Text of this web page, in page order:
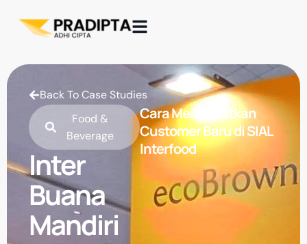
Back To Case Studies
Food &
Beverage
Inter
Buana
Mandiri
Cara Mendapatkan
Customer Baru di SIAL
Interfood